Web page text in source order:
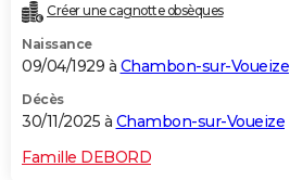
Créer une cagnotte obsèques
Naissance
09/04/1929 à Chambon-sur-Voueize
Décès
30/11/2025 à Chambon-sur-Voueize
Famille DEBORD